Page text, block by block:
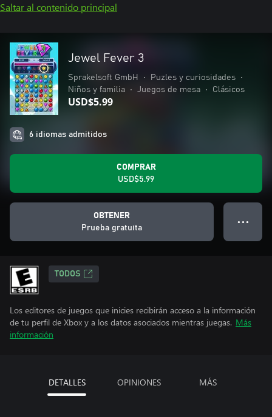
Saltar al contenido principal
Jewel Fever 3
Sprakelsoft GmbH • Puzles y curiosidades
•
Niños y familia
• Juegos de mesa • Clásicos
USD$5.99
6 idiomas admitidos
COMPRAR
USD$5.99
OBTENER
Prueba gratuita
● ● ●
TODOS
Los editores de juegos que inicies recibirán acceso a la información
de tu perfil de Xbox y a los datos asociados mientras juegas. Más
información
DETALLES OPINIONES MÁS